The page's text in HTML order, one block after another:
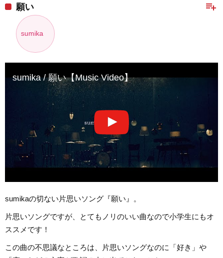
playlist_add
願い
sumika
sumika / 願い【Music Video】
sumikaの切ない片思いソング『願い』。
片思いソングですが、とてもノリのいい曲なので小学生にもオ
ススメです！
この曲の不思議なところは、片思いソングなのに「好き」や